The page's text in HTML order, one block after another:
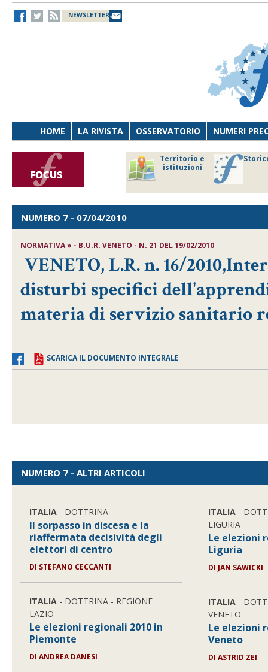
NEWSLETTER
HOME LA RIVISTA OSSERVATORIO NUMERI
Territorio e
istituzioni
NUMERO 7 - 07/04/2010
NORMATIVA » - B.U.R. VENETO - N. 21 DEL 19/02/2010
VENETO, L.R. n. 16/
disturbi specifici
materia di servizio sanitario
SCARICA IL DOCUMENTO INTEGRALE
NUMERO 7 - ALTRI ARTICOLI
ITALIA - DOTTRINA
Il sorpasso in discesa e la
riaffermata decisività degli
elettori di centro
DI STEFANO CECCANTI
ITALIA - DOTTRINA - REGIONE
LAZIO
Le elezioni regionali 2010 in
Piemonte
DI ANDREA DANESI
ITALIA -
LIGURIA
Le elezioni
Liguria
DI JAN SAWICKI
ITALIA -
VENETO
Le elezioni
Veneto
DI ASTRID ZEI